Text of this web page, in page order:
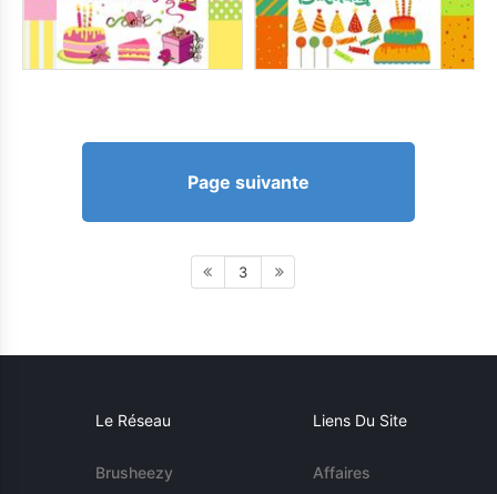
Page suivante
3
Le Réseau
Brusheezy
Liens Du Site
Affaires